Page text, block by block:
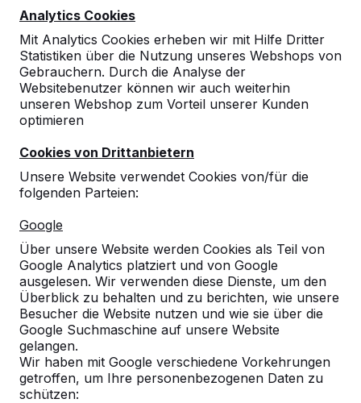
Analytics Cookies
Mit Analytics Cookies erheben wir mit Hilfe Dritter
Statistiken über die Nutzung unseres Webshops von
Gebrauchern. Durch die Analyse der
Websitebenutzer können wir auch weiterhin
unseren Webshop zum Vorteil unserer Kunden
optimieren
Cookies von Drittanbietern
Unsere Website verwendet Cookies von/für die
folgenden Parteien:
Google
Über unsere Website werden Cookies als Teil von
Google Analytics platziert und von Google
ausgelesen. Wir verwenden diese Dienste, um den
Überblick zu behalten und zu berichten, wie unsere
Besucher die Website nutzen und wie sie über die
Google Suchmaschine auf unsere Website
gelangen.
Wir haben mit Google verschiedene Vorkehrungen
getroffen, um Ihre personenbezogenen Daten zu
schützen:
Referenzen
Unsere Produkte finden Sie in ganz Europa
und darüber hinaus. Sehen Sie hier, wo Sie
ein HeBlad-Produkt in Ihrer Nähe finden.
Produkt
Alles anzeigen
Kategorie